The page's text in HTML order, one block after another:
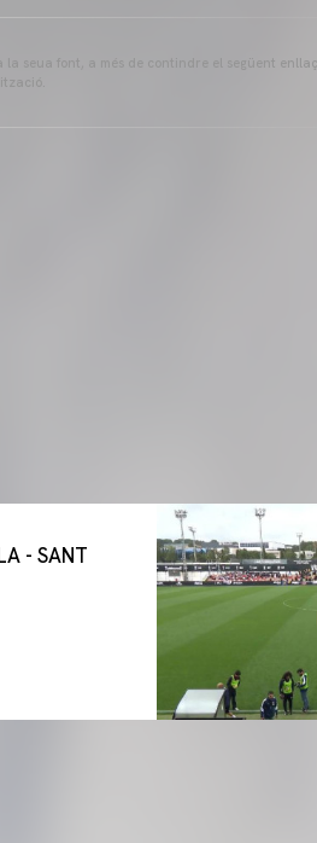
seua font, a més de contindre el següent
- SANT